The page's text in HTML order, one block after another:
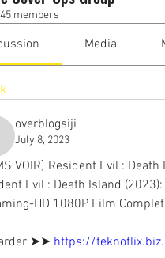
members
Media
overblogsiji
July 8, 2023
VOIR] Resident Evil :
Evil : Death Island
HD 1080P Film
➤➤ https://